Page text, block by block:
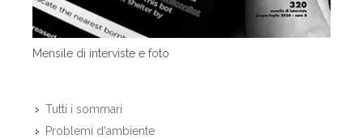
Mensile di interviste e foto
Tutti i sommari
Problemi d'ambiente